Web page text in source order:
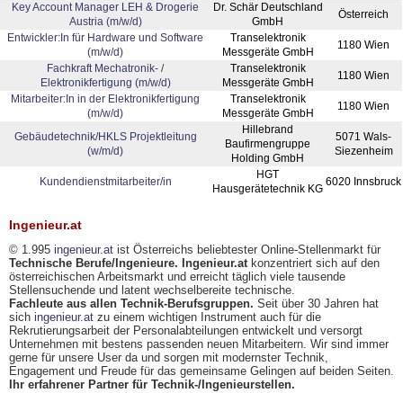
Key Account Manager LEH & Drogerie
Austria (m⁠/⁠w⁠/⁠d)
Dr. Schär Deutschland
GmbH
Österreich
Entwickler:In für Hardware und Software
(m/w/d)
Transelektronik
Messgeräte GmbH
1180 Wien
Fachkraft Mechatronik- /
Elektronikfertigung (m/w/d)
Transelektronik
Messgeräte GmbH
1180 Wien
Mitarbeiter:In in der Elektronikfertigung
(m/w/d)
Transelektronik
Messgeräte GmbH
1180 Wien
Gebäudetechnik/HKLS Projektleitung
(w/m/d)
Hillebrand
Baufirmengruppe
Holding GmbH
5071 Wals-
Siezenheim
Kundendienstmitarbeiter/in
HGT
Hausgerätetechnik KG
6020 Innsbruck
Ingenieur.at
© 1.995 ingenieur.at ist Österreichs beliebtester Online-Stellenmarkt für
Technische Berufe/Ingenieure. Ingenieur.atkonzentriert sich auf den
österreichischen Arbeitsmarkt und erreicht täglich viele tausende
Stellensuchende und latent wechselbereite technische.
Fachleute aus allen Technik-Berufsgruppen. Seit über 30 Jahren hat
sich ingenieur.at zu einem wichtigen Instrument auch für die
Rekrutierungsarbeit der Personalabteilungen entwickelt und versorgt
Unternehmen mit bestens passenden neuen Mitarbeitern. Wir sind immer
gerne für unsere User da und sorgen mit modernster Technik,
Engagement und Freude für das gemeinsame Gelingen auf beiden Seiten.
Ihr erfahrener Partner für Technik-/Ingenieurstellen.